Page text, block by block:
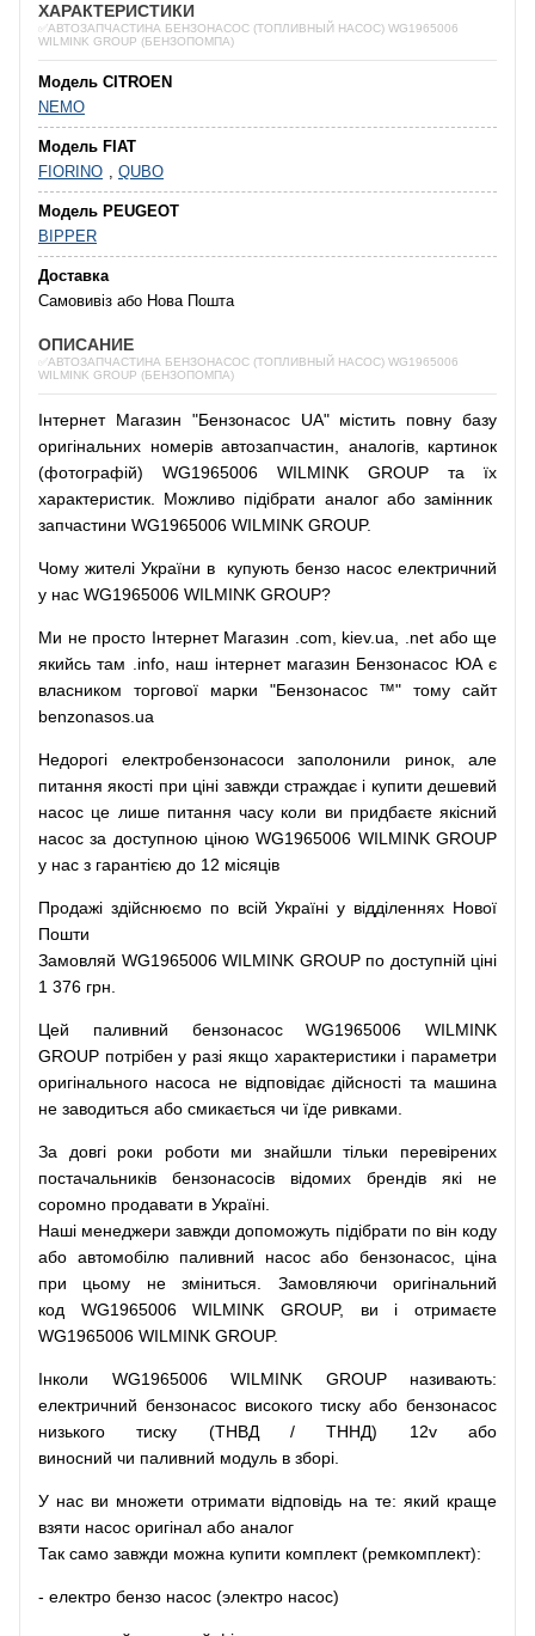
ХАРАКТЕРИСТИКИ
✅АВТОЗАПЧАСТИНА БЕНЗОНАСОС (ТОПЛИВНЫЙ НАСОС) WG1965006
WILMINK GROUP (БЕНЗОПОМПА)
Модель CITROEN
NEMO
Модель FIAT
FIORINO , QUBO
Модель PEUGEOT
BIPPER
Доставка
Самовивіз або Нова Пошта
ОПИСАНИЕ
✅АВТОЗАПЧАСТИНА БЕНЗОНАСОС (ТОПЛИВНЫЙ НАСОС) WG1965006
WILMINK GROUP (БЕНЗОПОМПА)
Інтернет Магазин "Бензонасос UA" містить повну базу
оригінальних номерів автозапчастин аналогів,
картинок
(фотографій) WG1965006 WILMINK GROUP та їх
характеристик. Можливо підібрати аналог або замінник
запчастини WG1965006 WILMINK GROUP.
Чому жителі України в купують бензо насос електричний
у нас WG1965006 WILMINK GROUP?
Ми не просто Інтернет Магазин .com kiev.ua .net або ще
якийсь там .info, наш інтернет магазин Бензонасос ЮА є
власником
торгової марки "Бензонасос ™" тому
сайт
benzonasos.ua
Недорогі електробензонасоси заполонили ринок,
але
питання якості при ціні завжди страждає і купити дешевий
насос це лише питання часу коли ви придбаєте якісний
насос за доступною ціною WG1965006 WILMINK GROUP
у нас з гарантією до 12 місяців
Продажі здійснюємо по всій Україні у відділеннях Нової
Пошти
Замовляй WG1965006 WILMINK GROUP по доступній ціні
1 376 грн.
Цей паливний бензонасосWG1965006 WILMINK
GROUP потрібен у разі якщо характеристики і параметри
оригінального насоса не відповідає дійсності та машина
не заводиться або смикається чи їде ривками
За довгі роки роботи ми знайшли тільки
перевірених
постачальників
бензонасосів відомих брендів які
не
соромно продавати в Україні.
Наші менеджери завжди допоможуть підібрати по він коду
або автомобілю паливний насос або бензонасос,
ціна
при
цьому не зміниться Замовляючи
оригінальний
код WG1965006 WILMINK GROUP, ви і отримаєте
WG1965006 WILMINK GROUP.
Інколи WG1965006 WILMINK GROUP називають:
електричний бензонасос високого тиску або бензонасос
низького
тиску (ТНВД / ТННД) 12v
або
виносний чи паливний модуль в зборі
У нас ви множети отримати відповідь на те: який краще
взяти насос оригінал або аналог
Так само завжди можна купити комплект (ремкомплект):
- електро бензо насос (электро насос)